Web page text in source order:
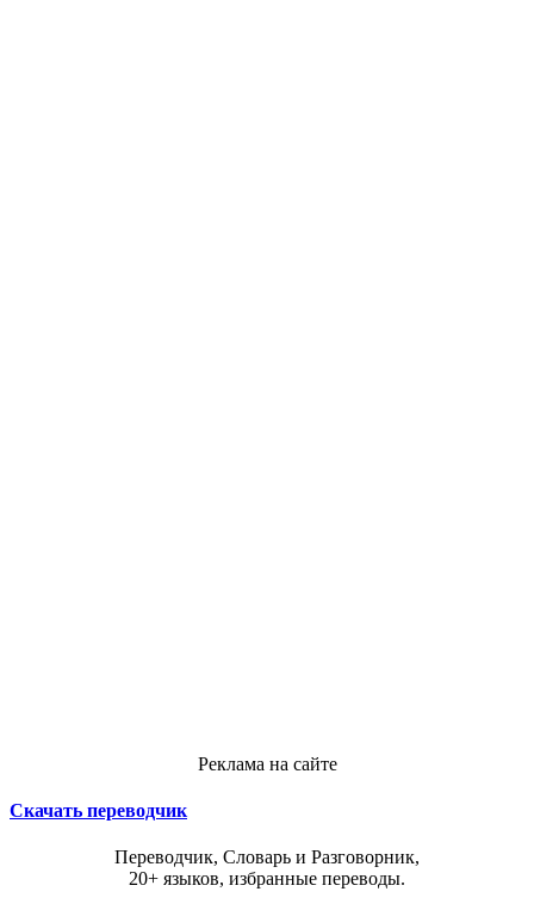
Реклама на сайте
Скачать переводчик
Переводчик, Словарь и Разговорник,
20+ языков, избранные переводы.